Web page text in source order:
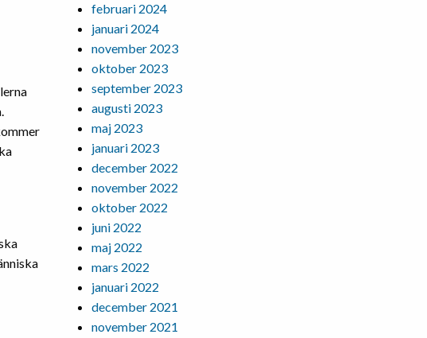
februari 2024
januari 2024
november 2023
oktober 2023
september 2023
augusti 2023
maj 2023
januari 2023
december 2022
november 2022
oktober 2022
juni 2022
maj 2022
mars 2022
januari 2022
december 2021
november 2021